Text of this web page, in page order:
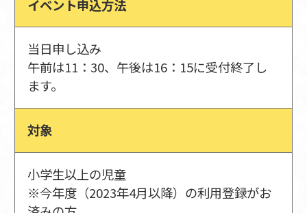
イベント申込方法
当日申し込み
午前は11：30、午後は16：15に受付終了し
ます。
対象
小学生以上の児童
※今年度（2023年4月以降）の利用登録がお